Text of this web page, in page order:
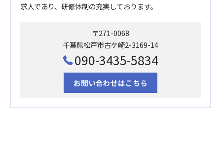
求人であり、研修体制の充実しております。
〒271-0068
千葉県松戸市古ケ崎2-3169-14
090-3435-5834
お問い合わせはこちら